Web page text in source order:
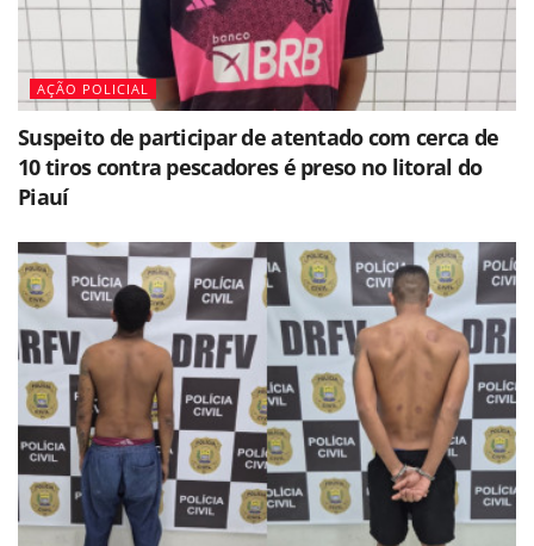
AÇÃO POLICIAL
Suspeito de participar de atentado com cerca de
10 tiros contra pescadores é preso no litoral do
Piauí